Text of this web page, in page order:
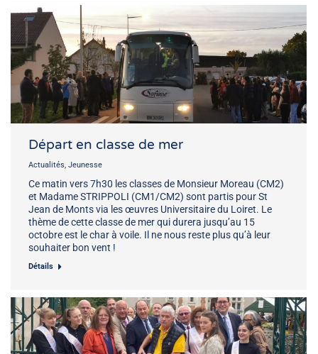
Départ en classe de mer
Actualités, Jeunesse
Ce matin vers 7h30 les classes de Monsieur Moreau (CM2)
et Madame STRIPPOLI (CM1/CM2) sont partis pour St
Jean de Monts via les œuvres Universitaire du Loiret. Le
thème de cette classe de mer qui durera jusqu’au 15
octobre est le char à voile. Il ne nous reste plus qu’à leur
souhaiter bon vent !
Détails